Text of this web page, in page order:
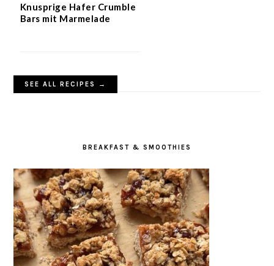
Knusprige Hafer Crumble
Bars mit Marmelade
SEE ALL RECIPES →
BREAKFAST & SMOOTHIES